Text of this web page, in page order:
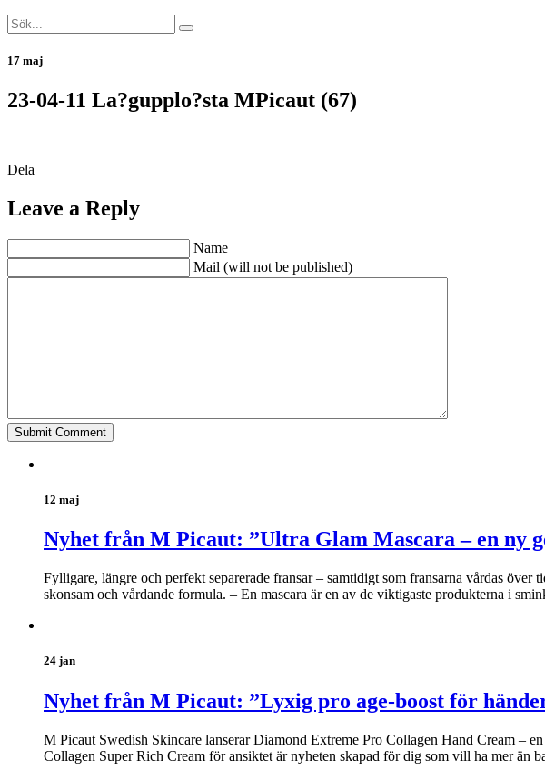
17 maj
23-04-11 La?gupplo?sta MPicaut (67)
Dela
Leave a Reply
Name
Mail (will not be published)
12 maj
Nyhet från M Picaut: ”Ultra Glam Mascara – en ny
Fylligare, längre och perfekt separerade fransar – samtidigt som fransarna vårdas
skonsam och vårdande formula. – En mascara är en av de viktigaste produkterna i
24 jan
Nyhet från M Picaut: ”Lyxig pro age-boost för
M Picaut Swedish Skincare lanserar Diamond Extreme Pro Collagen Hand Cream –
Collagen Super Rich Cream för ansiktet är nyheten skapad för dig som vill ha mer än